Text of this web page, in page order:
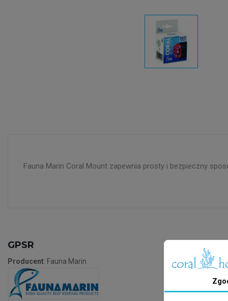
Fauna Marin Coral Mount zapewnia prosty i bezpieczny
GPSR
Producent: Fauna Marin